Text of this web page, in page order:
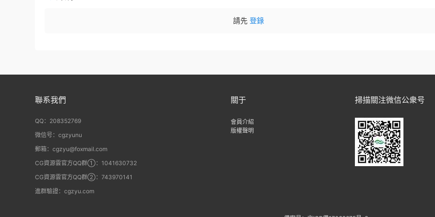
請先 登錄
聯系我們
QQ：208352769
微信号：cgzyunu
郵箱：cgzyu@foxmail.com
CG資源雲官方QQ群①：1041630732
CG資源雲官方QQ群②：743970141
進群驗證：cgzyu.com
關于
會員介紹
版權聲明
掃描關注微信公衆号